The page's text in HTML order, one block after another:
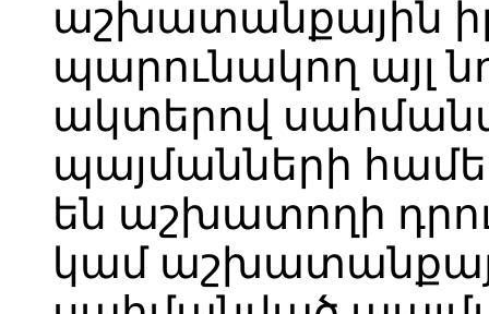
աշխատանքային
պարունակող այլ
ակտերով
պայմանների
են աշխատողի
կամ